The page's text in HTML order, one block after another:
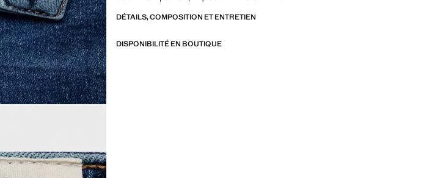
DÉTAILS, COMPOSITION ET ENTRETIEN
DISPONIBILITÉ EN BOUTIQUE